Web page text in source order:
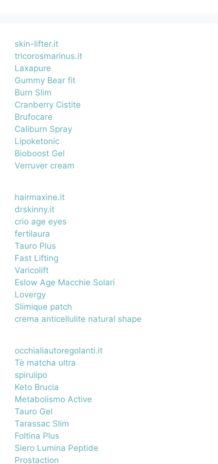
skin-lifter.it
tricorosmarinus.it
Laxapure
Gummy Bear fit
Burn Slim
Cranberry Cistite
Brufocare
Caliburn Spray
Lipoketonic
Bioboost Gel
Verruver cream
hairmaxine.it
drskinny.it
crio age eyes
fertilaura
Tauro Plus
Fast Lifting
Varicolift
Eslow Age Macchie Solari
Lovergy
Slimique patch
crema anticellulite natural shape
occhialiautoregolanti.it
Tè matcha ultra
spirulipo
Keto Brucia
Metabolismo Active
Tauro Gel
Tarassac Slim
Foltina Plus
Siero Lumina Peptide
Prostaction